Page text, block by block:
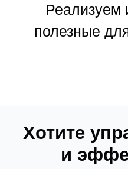
Реализуем
полезные
Хотите
и